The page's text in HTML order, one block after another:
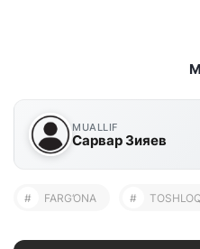
MUALLIF
Сарвар Зияев
# FARG‘ONA #